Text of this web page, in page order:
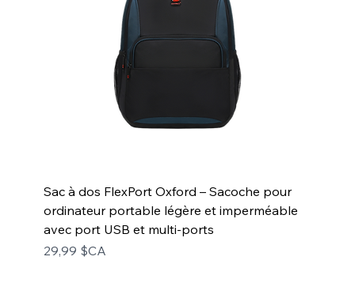
Sac à dos FlexPort Oxford – Sacoche pour
ordinateur portable légère et imperméable
avec port USB et multi-ports
Prix
29,99 $CA